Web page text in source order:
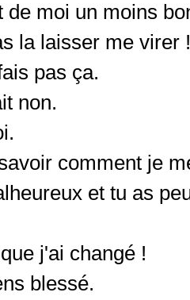
de moi un moins
la laisser me virer !
pas ça.
non.
comment je
et tu as
j'ai changé !
blessé.